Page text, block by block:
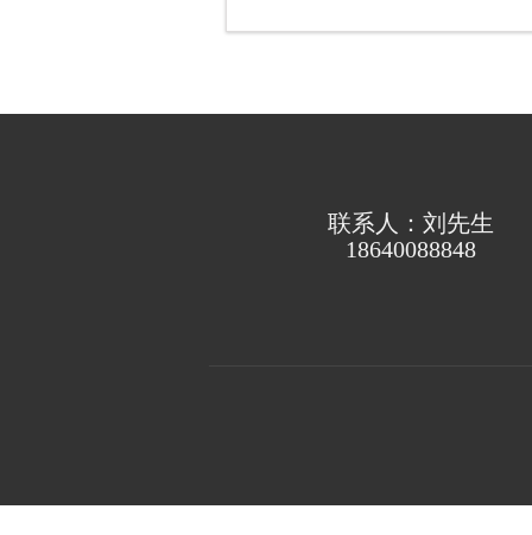
联系人：刘先生
18640088848